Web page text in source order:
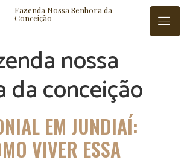
Fazenda Nossa Senhora da
Conceição
nossa
da conceição
EM JUNDIAÍ:
VIVER ESSA